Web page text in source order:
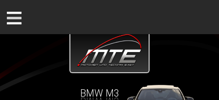
BMW M3